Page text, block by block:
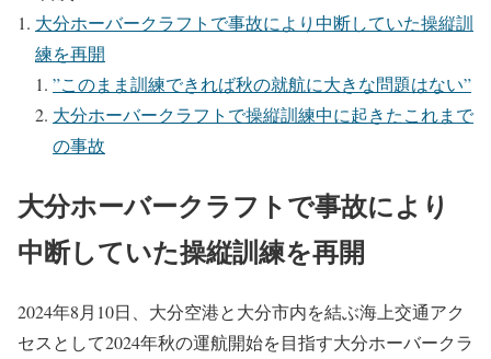
大分ホーバークラフトで事故により中断していた操縦訓
練を再開
”このまま訓練できれば秋の就航に大きな問題はない”
大分ホーバークラフトで操縦訓練中に起きたこれまで
の事故
大分ホーバークラフトで事故により
中断していた操縦訓練を再開
2024年8月10日、大分空港と大分市内を結ぶ海上交通アク
セスとして2024年秋の運航開始を目指す大分ホーバークラ